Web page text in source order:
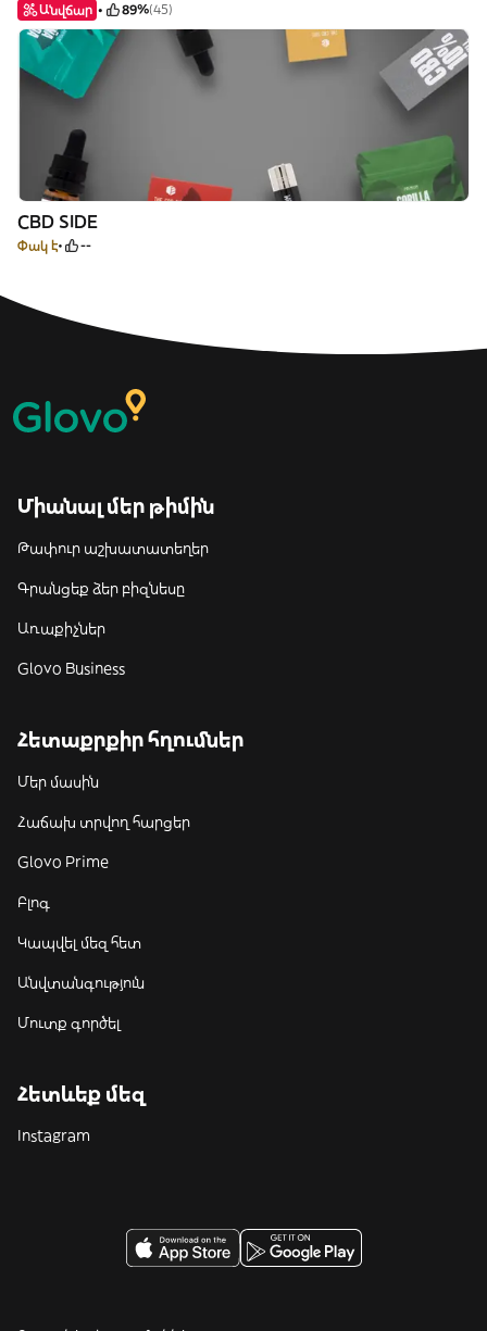
Անվճար 89%(45)
CBD SIDE
Փակ է --
Միանալ մեր թիմին
Թափուր աշխատատեղեր
Գրանցեք ձեր բիզնեսը
Առաքիչներ
Glovo Business
Հետաքրքիր հղումներ
Մեր մասին
Հաճախ տրվող հարցեր
Glovo Prime
Բլոգ
Կապվել մեզ հետ
Անվտանգություն
Մուտք գործել
Հետևեք մեզ
Instagram